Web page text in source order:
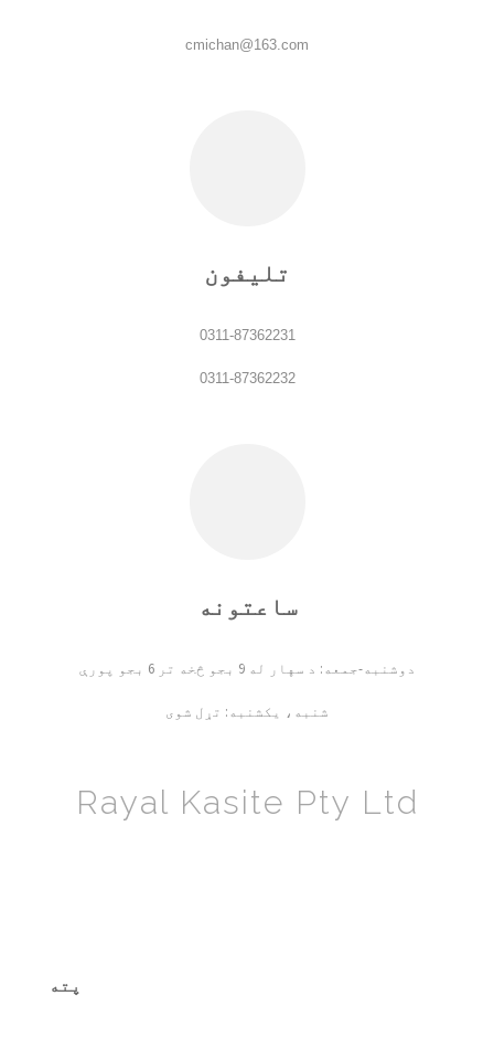
cmichan@163.com
تلیفون
0311-87362231
0311-87362232
ساعتونه
دوشنبه-جمعه: د سهار له 9 بجو څخه تر 6 بجو پورې
شنبه، یکشنبه: تړل شوی
Rayal Kasite Pty Ltd
پته